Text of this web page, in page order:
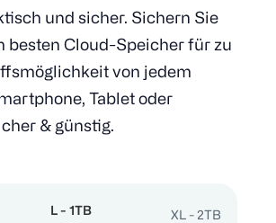
und sicher. Sichern Sie
besten Cloud-Speicher für zu
von jedem
Tablet oder
& günstig.
L - 1TB
L - 1TB XL - 2TB